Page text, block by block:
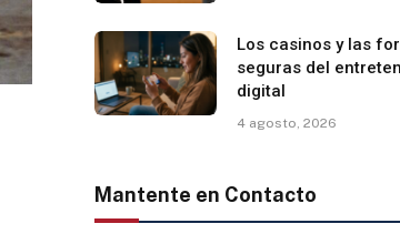
Los casinos y las
seguras del
digital
4 agosto, 2026
Mantente en Contacto